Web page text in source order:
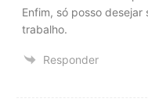
Enfim, só posso
trabalho.
Responder